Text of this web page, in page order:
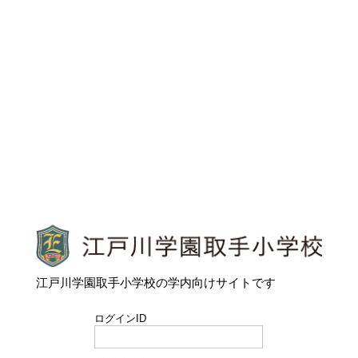
江戸川学園取手小学校
江戸川学園取手小学校の学内向けサイトです
ログインID